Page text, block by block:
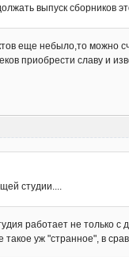
выпуск сборников
еще небыло,то можно
приобрести славу и
студии....
работает не только
такое уж "странное", в